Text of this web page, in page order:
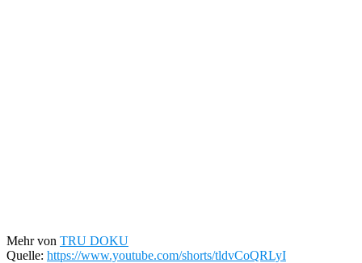
Mehr von TRU DOKU
Quelle: https://www.youtube.com/shorts/tldvCoQRLyI